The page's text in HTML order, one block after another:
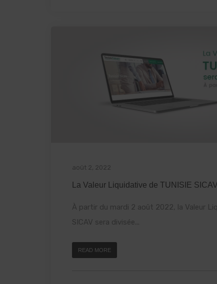
août 2, 2022
La Valeur Liquidative de TUNISIE SICAV
À partir du mardi 2 août 2022, la Valeur
SICAV sera divisée...
READ MORE